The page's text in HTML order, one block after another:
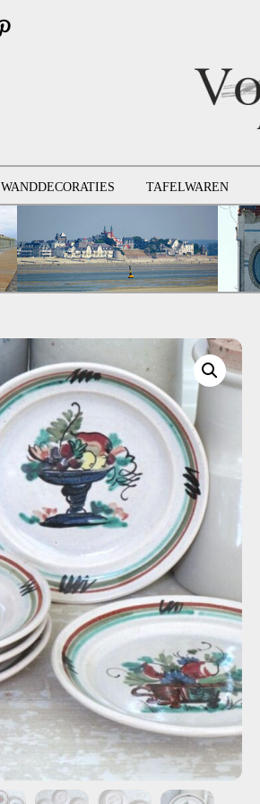
WANDDECORATIES TAFELWAREN